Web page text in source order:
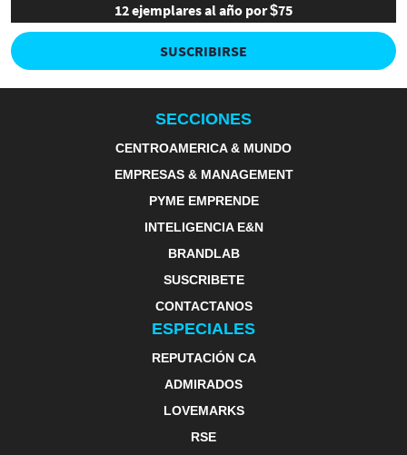
12 ejemplares al año por $75
SUSCRIBIRSE
SECCIONES
CENTROAMERICA & MUNDO
EMPRESAS & MANAGEMENT
PYME EMPRENDE
INTELIGENCIA E&N
BRANDLAB
SUSCRIBETE
CONTACTANOS
ESPECIALES
REPUTACIÓN CA
ADMIRADOS
LOVEMARKS
RSE